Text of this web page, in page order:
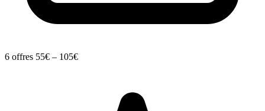
6 offres 55€ – 105€